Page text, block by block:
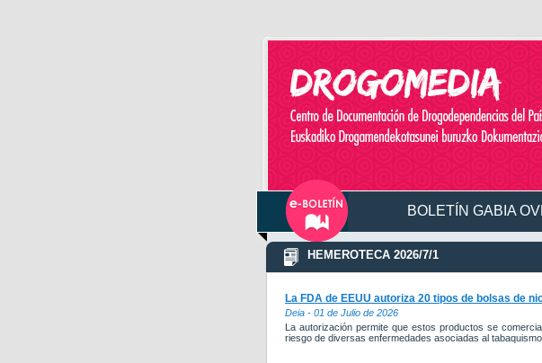
BOLETÍN GABIA
HEMEROTECA 2026/7/1
La FDA de EEUU autoriza 20 tipos de bolsas de
Deia - 01 de Julio de 2026
La autorización permite que estos productos se
riesgo de diversas enfermedades asociadas al tabaquismo